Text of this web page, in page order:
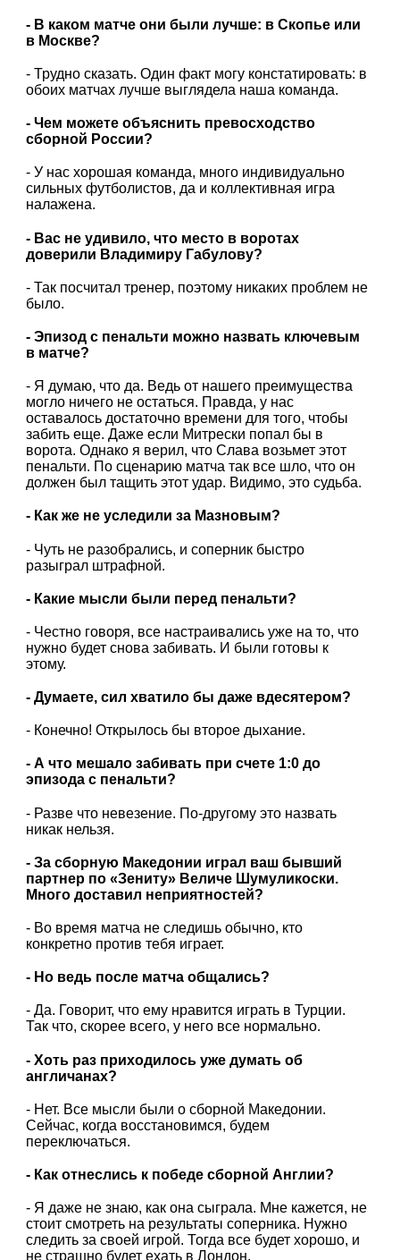
- В каком матче они были лучше: в Скопье или
в Москве?
- Трудно сказать. Один факт могу констатировать: в
обоих матчах лучше выглядела наша команда.
- Чем можете объяснить превосходство
сборной России?
- У нас хорошая команда, много индивидуально
сильных футболистов, да и коллективная игра
налажена.
- Вас не удивило, что место в воротах
доверили Владимиру Габулову?
- Так посчитал тренер, поэтому никаких проблем не
было.
- Эпизод с пенальти можно назвать ключевым
в матче?
- Я думаю, что да. Ведь от нашего преимущества
могло ничего не остаться. Правда, у нас
оставалось достаточно времени для того, чтобы
забить еще. Даже если Митрески попал бы в
ворота. Однако я верил, что Слава возьмет этот
пенальти. По сценарию матча так все шло, что он
должен был тащить этот удар. Видимо, это судьба.
- Как же не уследили за Мазновым?
- Чуть не разобрались, и соперник быстро
разыграл штрафной.
- Какие мысли были перед пенальти?
- Честно говоря, все настраивались уже на то, что
нужно будет снова забивать. И были готовы к
этому.
- Думаете, сил хватило бы даже вдесятером?
- Конечно! Открылось бы второе дыхание.
- А что мешало забивать при счете 1:0 до
эпизода с пенальти?
- Разве что невезение. По-другому это назвать
никак нельзя.
- За сборную Македонии играл ваш бывший
партнер по «Зениту» Величе Шумуликоски.
Много доставил неприятностей?
- Во время матча не следишь обычно, кто
конкретно против тебя играет.
- Но ведь после матча общались?
- Да. Говорит, что ему нравится играть в Турции.
Так что, скорее всего, у него все нормально.
- Хоть раз приходилось уже думать об
англичанах?
- Нет. Все мысли были о сборной Македонии.
Сейчас, когда восстановимся, будем
переключаться.
- Как отнеслись к победе сборной Англии?
- Я даже не знаю, как она сыграла. Мне кажется, не
стоит смотреть на результаты соперника. Нужно
следить за своей игрой. Тогда все будет хорошо, и
не страшно будет ехать в Лондон.